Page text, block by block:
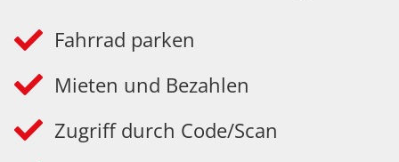
Fahrrad parken
Mieten und Bezahlen
Zugriff durch Code/Scan